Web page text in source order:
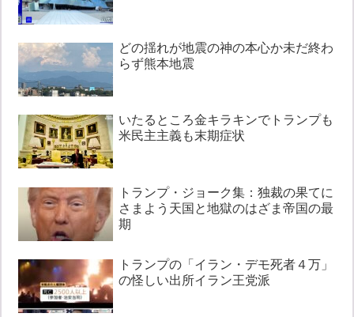
どの揺れが地震の神の本心か未だ終わ
らず熊本地震
いたるところ金キラキンでトランプも
米民主主義も末期症状
トランプ・ジョーク集：独裁の果てに
さまよう天国と地獄のはざま帝国の最
期
トランプの「イラン・デモ死者４万」
の怪しい出所イラン王党派